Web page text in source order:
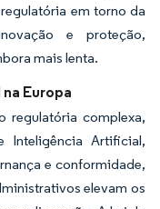
em torno da
e proteção,
mais lenta.
Europa
regulatória complexa,
Artificial,
e conformidade,
elevam os